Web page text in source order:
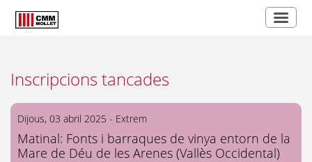
Inscripcions tancades
Dijous, 03 abril 2025 - Extrem
Matinal: Fonts i barraques de vinya entorn de la
Mare de Déu de les Arenes (Vallès Occidental)